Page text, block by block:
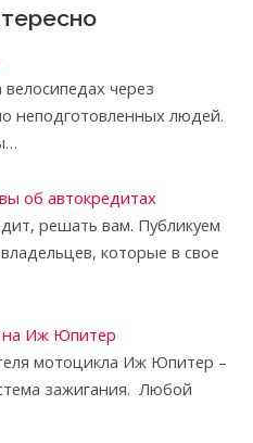
через
неподготовленных людей.
об автокредитах
решать вам. Публикуем
которые в свое
на Иж Юпитер
мотоцикла Иж Юпитер –
зажигания. Любой